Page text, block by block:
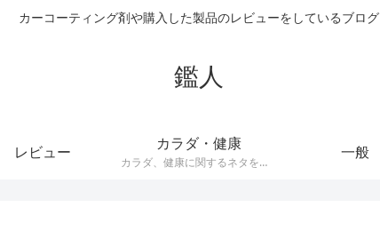
カーコーティング剤や購入した製品のレビューをしているブログ
鑑人
レビュー
カラダ・健康
カラダ、健康に関するネタをまとめています。健康器具や、ダイエット器具、サプリメントなどの記事が多くあります。
一般